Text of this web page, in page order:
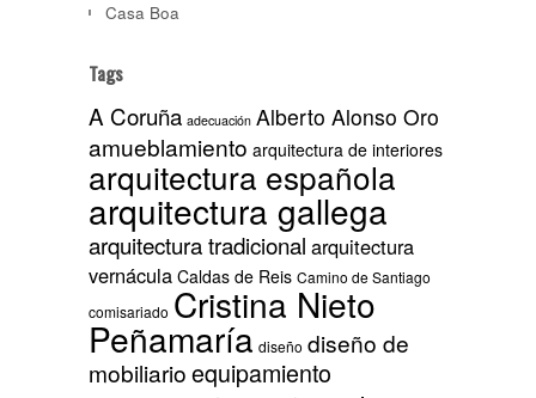
Casa Boa
Tags
A Coruña adecuación Alberto Alonso Oro
amueblamiento arquitectura de interiores
arquitectura española
arquitectura gallega
arquitectura tradicional arquitectura
vernácula Caldas de Reis Camino de Santiago
comisariado Cristina Nieto
Peñamaría diseño diseño de
mobiliarioequipamiento